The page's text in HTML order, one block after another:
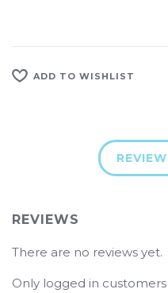
ADD TO WISHLIST
REVIEWS
There are no reviews yet.
Only logged in